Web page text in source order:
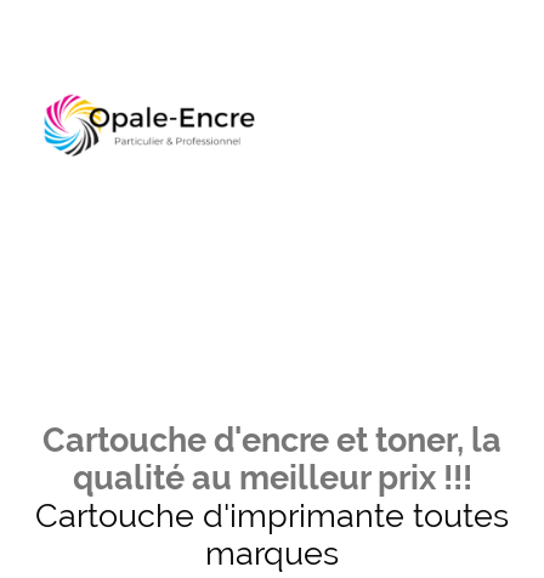
Cartouche d'encre et toner, la
qualité au meilleur prix !!!
Cartouche d'imprimante toutes
marques